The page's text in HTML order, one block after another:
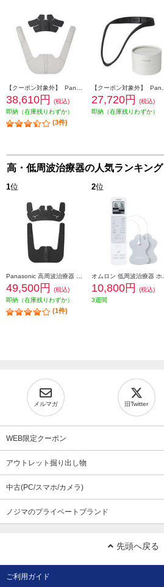
38,610円
(税込)
即納（在庫残りわずか）
(3件)
27,720円
(税込)
即納（在庫残りわずか）
高・低周波治療器の人気ランキング
1位
49,500円
(税込)
即納（在庫残りわずか）
(1件)
2位
10,800円
(税込)
3週間
メルマガ 旧Twitter
WEB限定クーポン
アウトレット掘り出し物
中古(PC/スマホ/カメラ)
ノジマのプライベートブランド
先頭へ戻る
ご利用ガイド